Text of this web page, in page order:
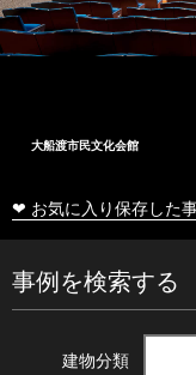
大船渡市民文化会館
❤ お気に入り保存した
事例を検索する
建物分類